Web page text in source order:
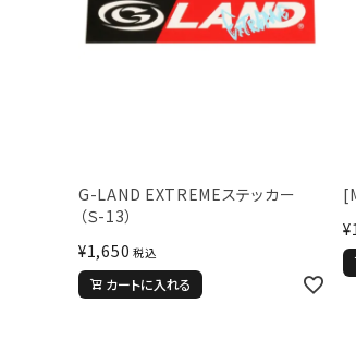
カテゴリ
S
M
カラー
G-LAND EXTREMEステッカー
（Ｓ-13）
¥1,650 税込
カートに入れる
¥